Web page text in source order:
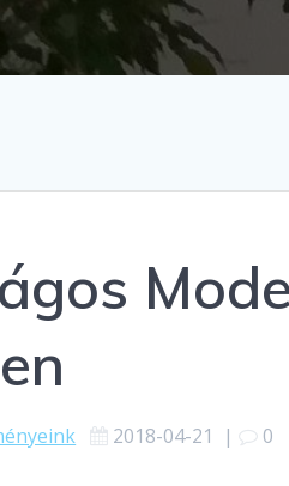
2018-04-21 | 0